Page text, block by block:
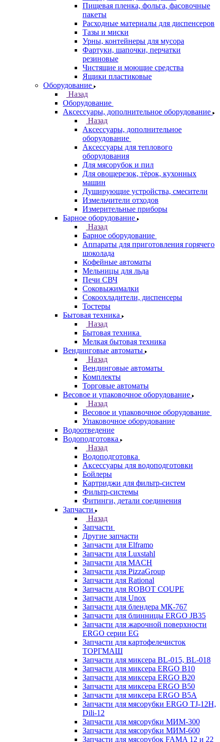
Пищевая пленка, фольга, фасовочные
пакеты
Расходные материалы для диспенсеров
Тазы и миски
Урны, контейнеры для мусора
Фартуки, шапочки, перчатки
резиновые
Чистящие и моющие средства
Ящики пластиковые
Оборудование
Назад
Оборудование
Аксессуары, дополнительное оборудование
Назад
Аксессуары, дополнительное
оборудование
Аксессуары для теплового
оборудования
Для мясорубок и пил
Для овощерезок, тёрок, кухонных
машин
Душирующие устройства, смесители
Измельчители отходов
Измерительные приборы
Барное оборудование
Назад
Барное оборудование
Аппараты для приготовления горячего
шоколада
Кофейные автоматы
Мельницы для льда
Печи СВЧ
Соковыжималки
Сокоохладители, диспенсеры
Тостеры
Бытовая техника
Назад
Бытовая техника
Мелкая бытовая техника
Вендинговые автоматы
Назад
Вендинговые автоматы
Комплекты
Торговые автоматы
Весовое и упаковочное оборудование
Назад
Весовое и упаковочное оборудование
Упаковочное оборудование
Водоотведение
Водоподготовка
Назад
Водоподготовка
Аксессуары для водоподготовки
Бойлеры
Картриджи для фильтр-систем
Фильтр-системы
Фитинги, детали соединения
Запчасти
Назад
Запчасти
Другие запчасти
Запчасти для Elframo
Запчасти для Luxstahl
Запчасти для MACH
Запчасти для PizzaGroup
Запчасти для Rational
Запчасти для ROBOT COUPE
Запчасти для Unox
Запчасти для блендера МК-767
Запчасти для блинницы ERGO JB35
Запчасти для жарочной поверхности
ERGO серии EG
Запчасти для картофелечисток
ТОРГМАШ
Запчасти для миксера BL-015, BL-018
Запчасти для миксера ERGO B10
Запчасти для миксера ERGO B20
Запчасти для миксера ERGO B50
Запчасти для миксера ERGO B5A
Запчасти для мясорубки ERGO TJ-12H,
Dili-12
Запчасти для мясорубки МИМ-300
Запчасти для мясорубки МИМ-600
Запчасти для мясорубок FAMA 12 и 22